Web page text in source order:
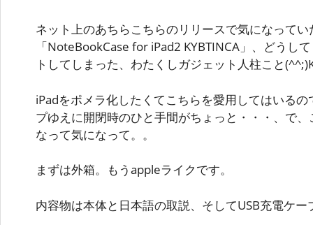
ネット上のあちらこちらのリリースで気になって
「NoteBookCase for iPad2 KYBTINCA」、どうし
トしてしまった、わたくしガジェット人柱こと
iPadをポメラ化したくてこちらを愛用してはいる
プゆえに開閉時のひと手間がちょっと・・・、で
なって気になって。。
まずは外箱。もうappleライクです。
内容物は本体と日本語の取説、そしてUSB充電ケー